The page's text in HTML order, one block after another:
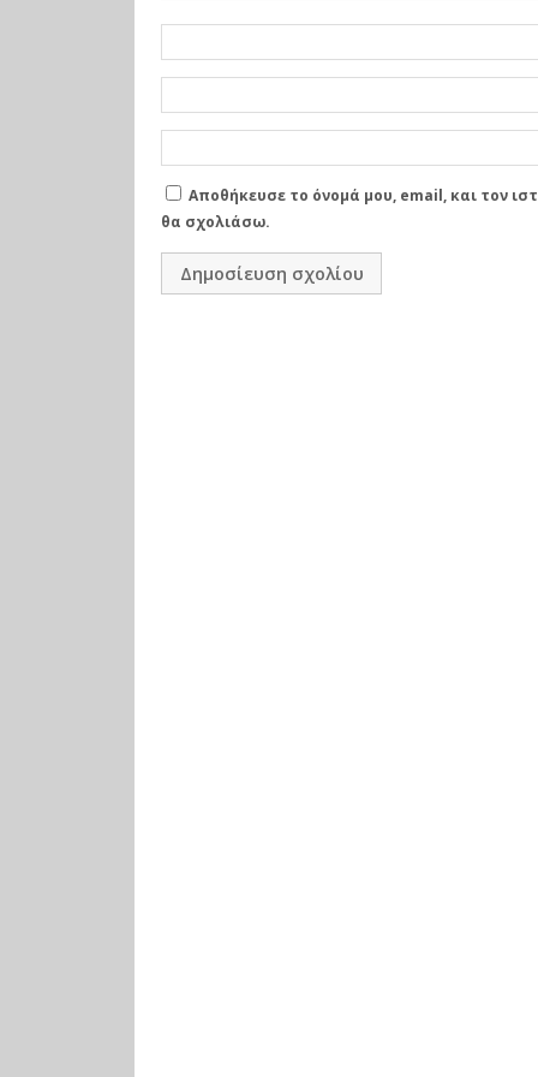
ks
Αποθήκευσε το όνομά μου, email, και τον
θα σχολιάσω.